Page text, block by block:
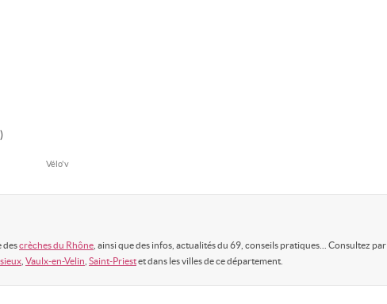
Vélo'v
descrèches du Rhône , ainsi que des infos, actualités du 69, conseils pratiques... Consultez par
Vaulx-en-Velin Saint-Priestet dans les villes de ce département.